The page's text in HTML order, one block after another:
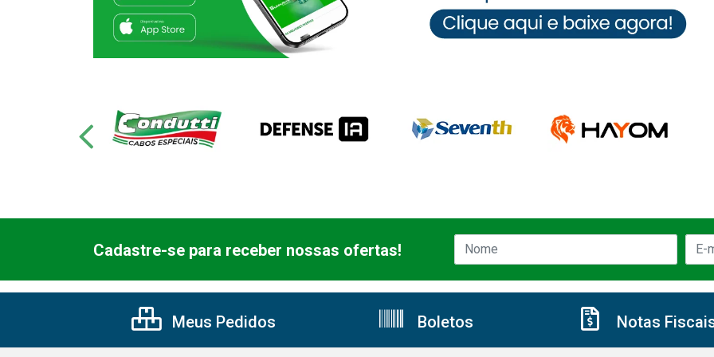
Cadastre-se para receber nossas ofertas!
Meus Pedidos Boletos Notas